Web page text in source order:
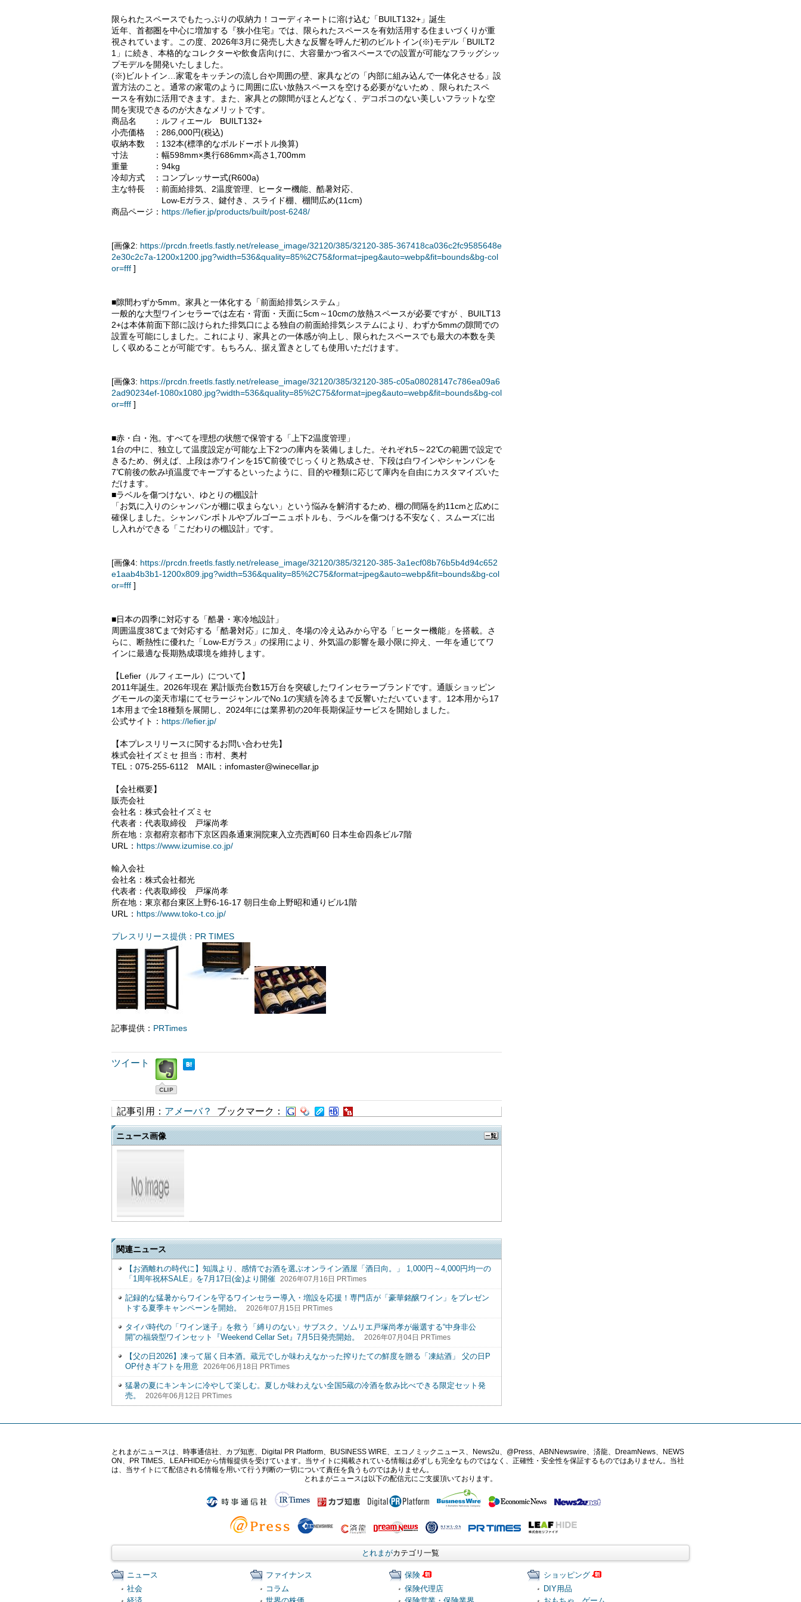
限られたスペースでもたっぷりの収納力！コーディネートに溶け込む「BUILT132+」誕生
近年、首都圏を中心に増加する『狭小住宅』では、限られたスペースを有効活用する住まいづくりが重
視されています。この度、2026年3月に発売し大きな反響を呼んだ初のビルトイン(※)モデル「BUILT2
1」に続き、本格的なコレクターや飲食店向けに、大容量かつ省スペースでの設置が可能なフラッグシッ
プモデルを開発いたしました。
(※)ビルトイン…家電をキッチンの流し台や周囲の壁、家具などの「内部に組み込んで一体化させる」設
置方法のこと。通常の家電のように周囲に広い放熱スペースを空ける必要がないため 、限られたスペ
ースを有効に活用できます。また、家具との隙間がほとんどなく、デコボコのない美しいフラットな空
間を実現できるのが大きなメリットです。
商品名 ：ルフィエール BUILT132+
小売価格 ：286,000円(税込)
収納本数 ：132本(標準的なボルドーボトル換算)
寸法 ：幅598mm×奥行686mm×高さ1,700mm
重量 ：94kg
冷却方式 ：コンプレッサー式(R600a)
主な特長 ：前面給排気、2温度管理、ヒーター機能、酷暑対応、
Low-Eガラス、鍵付き、スライド棚、棚間広め(11cm)
商品ページ： https://lefier.jp/products/built/post-6248/
[画像2: https://prcdn.freetls.fastly.net/release_image/32120/385/32120-385-367418ca036c2fc9585648e
2e30c2c7a-1200x1200.jpg?width=536&quality=85%2C75&format=jpeg&auto=webp&fit=bounds&bg-col
or=fff ]
■隙間わずか5mm。家具と一体化する「前面給排気システム」
一般的な大型ワインセラーでは左右・背面・天面に5cm～10cmの放熱スペースが必要ですが 、BUILT13
2+は本体前面下部に設けられた排気口による独自の前面給排気システムにより、わずか5mmの隙間での
設置を可能にしました。これにより、家具との一体感が向上し、限られたスペースでも最大の本数を美
しく収めることが可能です。もちろん、据え置きとしても使用いただけます。
[画像3: https://prcdn.freetls.fastly.net/release_image/32120/385/32120-385-c05a08028147c786ea09a6
2ad90234ef-1080x1080.jpg?width=536&quality=85%2C75&format=jpeg&auto=webp&fit=bounds&bg-col
or=fff ]
■赤・白・泡。すべてを理想の状態で保管する「上下2温度管理」
1台の中に、独立して温度設定が可能な上下2つの庫内を装備しました。それぞれ5～22℃の範囲で設定で
きるため、例えば、上段は赤ワインを15℃前後でじっくりと熟成させ、下段は白ワインやシャンパンを
7℃前後の飲み頃温度でキープするといったように、目的や種類に応じて庫内を自由にカスタマイズいた
だけます。
■ラベルを傷つけない、ゆとりの棚設計
「お気に入りのシャンパンが棚に収まらない」という悩みを解消するため、棚の間隔を約11cmと広めに
確保しました。シャンパンボトルやブルゴーニュボトルも、ラベルを傷つける不安なく、スムーズに出
し入れができる「こだわりの棚設計」です。
[画像4: https://prcdn.freetls.fastly.net/release_image/32120/385/32120-385-3a1ecf08b76b5b4d94c652
e1aab4b3b1-1200x809.jpg?width=536&quality=85%2C75&format=jpeg&auto=webp&fit=bounds&bg-col
or=fff ]
■日本の四季に対応する「酷暑・寒冷地設計」
周囲温度38℃まで対応する「酷暑対応」に加え、冬場の冷え込みから守る「ヒーター機能」を搭載。さ
らに、断熱性に優れた「Low-Eガラス」の採用により、外気温の影響を最小限に抑え、一年を通じてワ
インに最適な長期熟成環境を維持します。
【Lefier（ルフィエール）について】
2011年誕生。2026年現在 累計販売台数15万台を突破したワインセラーブランドです。通販ショッピン
グモールの楽天市場にてセラージャンルでNo.1の実績を誇るまで反響いただいています。12本用から17
1本用まで全18種類を展開し、2024年には業界初の20年長期保証サービスを開始しました。
公式サイト： https://lefier.jp/
【本プレスリリースに関するお問い合わせ先】
株式会社イズミセ 担当：市村、奥村
TEL：075-255-6112 MAIL：infomaster@winecellar.jp
【会社概要】
販売会社
会社名：株式会社イズミセ
代表者：代表取締役 戸塚尚孝
所在地：京都府京都市下京区四条通東洞院東入立売西町60 日本生命四条ビル7階
URL： https://www.izumise.co.jp/
輸入会社
会社名：株式会社都光
代表者：代表取締役 戸塚尚孝
所在地：東京都台東区上野6-16-17 朝日生命上野昭和通りビル1階
URL： https://www.toko-t.co.jp/
プレスリリース提供：PR TIMES
記事提供： PRTimes
ツイート
記事引用： アメーバ？ ブックマーク：
ニュース画像
関連ニュース
【お酒離れの時代に】知識より、感情でお酒を選ぶオンライン酒屋「酒日向。」 1,000円～4,000円均一の
「1周年祝杯SALE」を7月17日(金)より開催
2026年07月16日 PRTimes
記録的な猛暑からワインを守るワインセラー導入・増設を応援！専門店が「豪華銘醸ワイン」をプレゼン
トする夏季キャンペーンを開始。
2026年07月15日 PRTimes
タイパ時代の「ワイン迷子」を救う「縛りのない」サブスク。ソムリエ戸塚尚孝が厳選する“中身非公
開”の福袋型ワインセット『Weekend Cellar Set』7月5日発売開始。
2026年07月04日 PRTimes
【父の日2026】凍って届く日本酒。蔵元でしか味わえなかった搾りたての鮮度を贈る「凍結酒」 父の日P
OP付きギフトを用意
2026年06月18日 PRTimes
猛暑の夏にキンキンに冷やして楽しむ。夏しか味わえない全国5蔵の冷酒を飲み比べできる限定セット発
売。
2026年06月12日 PRTimes
とれまがニュースは、時事通信社、カブ知恵、Digital PR Platform、BUSINESS WIRE、エコノミックニュース、News2u、@Press、ABNNewswire、済龍、DreamNews、NEWS
ON、PR TIMES、LEAFHIDEから情報提供を受けています。当サイトに掲載されている情報は必ずしも完全なものではなく、正確性・安全性を保証するものではありません。当社
は、当サイトにて配信される情報を用いて行う判断の一切について責任を負うものではありません。
とれまがニュースは以下の配信元にご支援頂いております。
とれまがカテゴリ一覧
ニュース
社会
ファイナンス
コラム
保険
保険代理店
ショッピング
DIY用品